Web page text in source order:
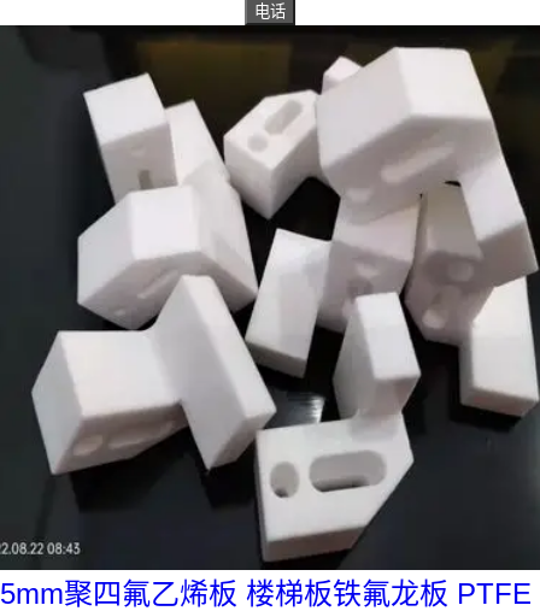
电话
5mm聚四氟乙烯板 楼梯板铁氟龙板 PTFE